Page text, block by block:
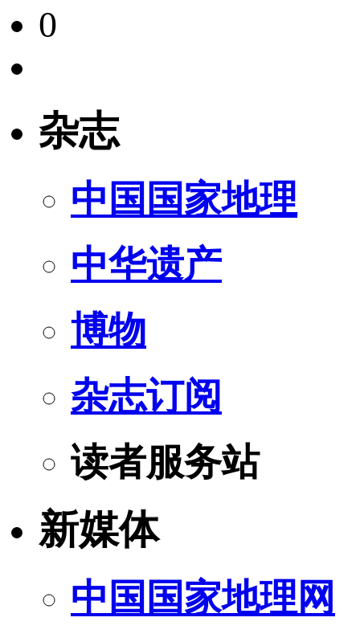
0
杂志
中国国家地理
中华遗产
博物
杂志订阅
读者服务站
新媒体
中国国家地理网